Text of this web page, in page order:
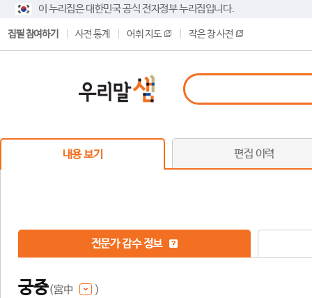
이 누리집은 대한민국 공식 전자정부 누리집입니다.
집필 참여하기 사전 통계 어휘 지도 작은 창 사전
내용 보기 편집 이력
전문가 감수 정보
궁중(宮中 )